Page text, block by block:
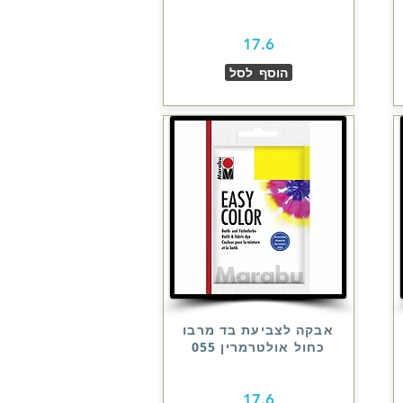
17.6
הוסף לסל
אבקה לצביעת בד מרבו
כחול אולטרמרין 055